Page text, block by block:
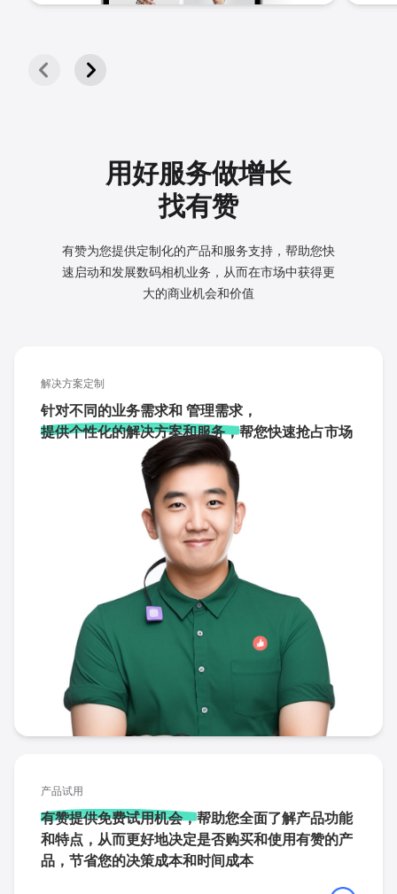
用好服务做增长
找有赞
有赞为您提供定制化的产品和服务支持，帮助您快
速启动和发展数码相机业务，从而在市场中获得更
大的商业机会和价值
解决方案定制
针对不同的业务需求和 管理需求，
提供个性化的解决方案和服务，帮您快速抢占市场
产品试用
有赞提供免费试用机会，帮助您全面了解产品功能
和特点，从而更好地决定是否购买和使用有赞的产
品，节省您的决策成本和时间成本